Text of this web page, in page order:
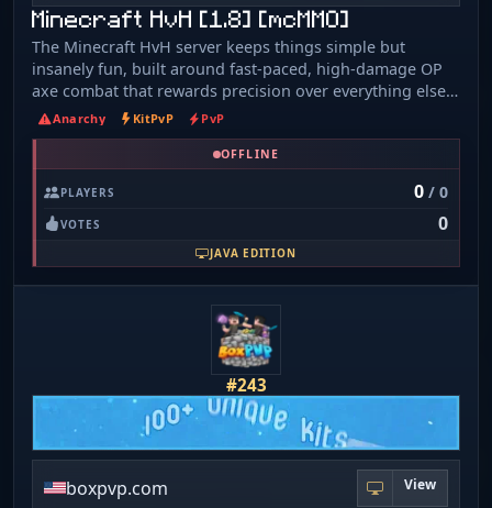
Minecraft HvH [1.8] [mcMMO]
The Minecraft HvH server keeps things simple but
insanely fun, built around fast-paced, high-damage OP
axe combat that rewards precision over everything else.
With boosted gear and axes that hit like trucks, every
fight feels intense and decisive, just pure adrenaline.
Outplay opponents. Whether you're grinding to upgrade
the kind of server where every swing matters and every
victory feels earned.
Anarchy KitPvP PvP
OFFLINE
PLAYERS 0/ 0
VOTES 0
JAVA EDITION
#243
boxpvp.com View